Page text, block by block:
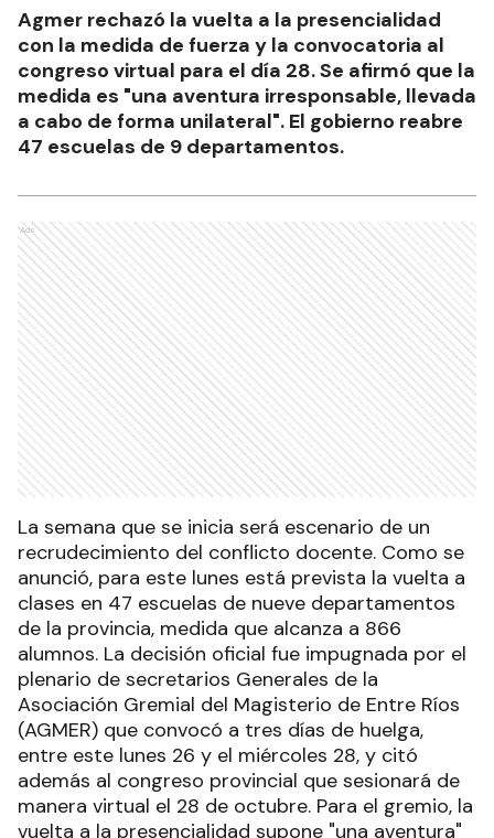
Agmer rechazó la vuelta a la presencialidad
con la medida de fuerza y la convocatoria al
congreso virtual para el día 28. Se afirmó que la
medida es "una aventura irresponsable, llevada
a cabo de forma unilateral". El gobierno reabre
47 escuelas de 9 departamentos.
Ads
La semana que se inicia será escenario de un
recrudecimiento del conflicto docente. Como se
anunció, para este lunes está prevista la vuelta a
clases en 47 escuelas de nueve departamentos
de la provincia, medida que alcanza a 866
alumnos. La decisión oficial fue impugnada por el
plenario de secretarios Generales de la
Asociación Gremial del Magisterio de Entre Ríos
(AGMER) que convocó a tres días de huelga,
entre este lunes 26 y el miércoles 28, y citó
además al congreso provincial que sesionará de
manera virtual el 28 de octubre. Para el gremio, la
vuelta a la presencialidad supone "una aventura"